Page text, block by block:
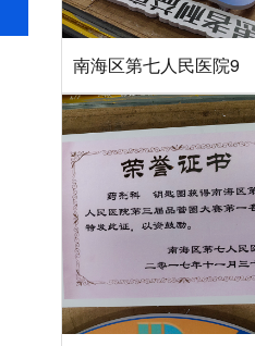
南海区第七人民医院9